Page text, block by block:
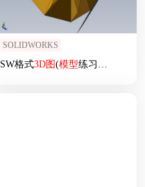
SOLIDWORKS
SW格式3D图(模型练习题)-041